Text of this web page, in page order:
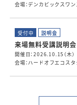
会場：デンカビックスワ
受付中 説明会
来場無料受講説明会
開催日：2026.10.15（木）
会場：ハードオフエコス